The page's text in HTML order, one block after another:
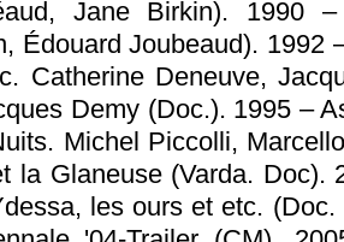
Jane Birkin). 1990
Édouard Joubeaud). 1992
Catherine Deneuve,
Demy (Doc.). 1995 –
Michel Piccolli,
la Glaneuse (Varda. Doc).
les ours et etc.